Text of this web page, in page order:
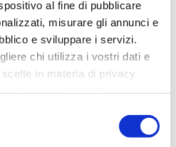
al fine di pubblicare
misurare gli annunci e
e sviluppare i servizi.
chi utilizza i vostri dati e
in materia di privacy
in qualsiasi momento dalla
facendo clic sull'icona di
temperatura che va dai 12
Risulta essere un capo
ciclista dal vento e dalla
come unico
avverso.
può rimanere una